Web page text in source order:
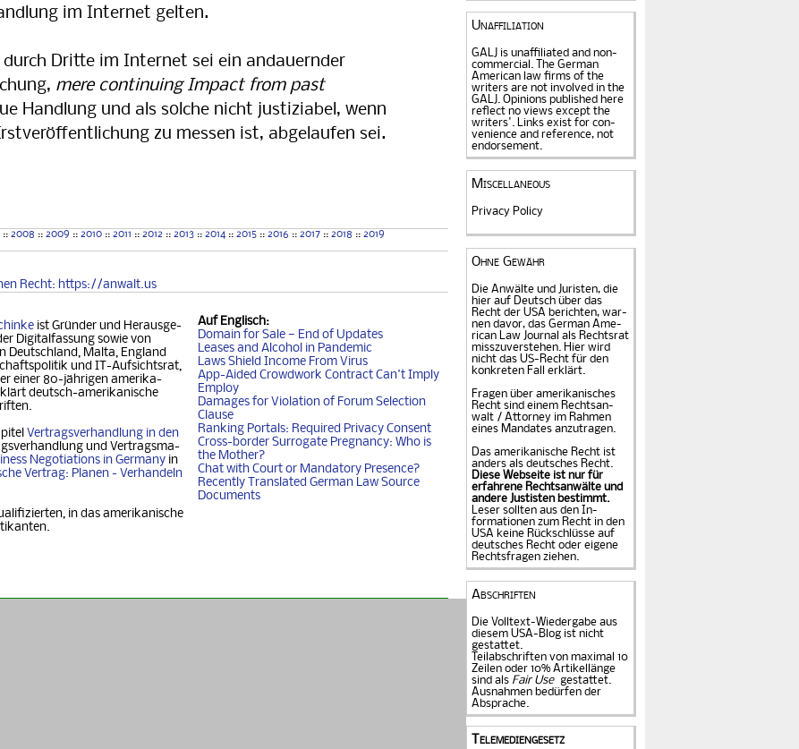
im Internet gelten.
Dritte im Internet sei ein andauernder
mere continuing Impact from past
Handlung und als solche nicht justiziabel, wenn
zu messen ist, abgelaufen sei.
:: 2008 :: 2009 :: 2010 :: 2011 :: 2012 :: 2013 :: 2014 :: 2015 :: 2016 :: 2017 :: 2018 :: 2019
Recht: https://anwalt.us
Auf Englisch:
Domain for Sale — End of Updates
Leases and Alcohol in Pandemic
Laws Shield Income From Virus
App-Aided Crowdwork Contract Can't Imply
Employ
Damages for Violation of Forum Selection
Clause
Ranking Portals: Required Privacy Consent
Cross-border Surrogate Pregnancy: Who is
the Mother?
Chat with Court or Mandatory Presence?
Recently Translated German Law Source
Documents
ist Gründer und Her­aus­ge­
Digitalfassung so­wie von
Deutschland, Mal­ta, Eng­land
und IT-Auf­sichtsrat,
einer 80-jäh­ri­gen ame­ri­ka­
deutsch-ame­ri­ka­ni­sche
Vertragsverhandlung in den
und Ver­trags­ma­
Nego­ti­ati­ons in Ger­ma­ny in
Vertrag: Planen - Ver­han­deln
in das amerikanische
Unaffiliation
GALJ is unaffiliated and non-
commercial. The Ger­man
American law firms of the
writers are not in­volved in the
GALJ. Opi­nions published here
reflect no views except the
writers'. Links exist for con­
venience and refe­rence, not
endorse­ment.
Miscellaneous
Privacy Policy
Ohne Gewähr
Die Anwälte und Juristen, die
hier auf Deutsch über das
Recht der USA be­rich­ten, war­
nen davor, das German Ame­
rican Law Journal als Rechts­rat
miss­zu­verstehen. Hier wird
nicht das US-Recht für den
konkreten Fall er­klärt.
Fragen über amerika­ni­sches
Recht sind einem Rechts­an­
walt / Attorney im Rahmen
eines Mandates an­zu­tragen.
Das amerikanische Recht ist
anders als deutsches Recht.
Diese Webseite ist nur für
erfahrene Rechtsanwälte und
andere Justisten be­stimmt.
Leser sollten aus den In­
formationen zum Recht in den
USA keine Rückschlüsse auf
deutsches Recht oder eigene
Rechtsfragen ziehen.
Abschriften
Die Volltext-Wiedergabe aus
diesem USA-Blog ist nicht
gestattet.
Teilabschriften von maximal 10
Zeilen oder 10% Artikellänge
sind als Fair Use
gestattet.
Ausnahmen bedürfen der
Absprache.
Telemediengesetz